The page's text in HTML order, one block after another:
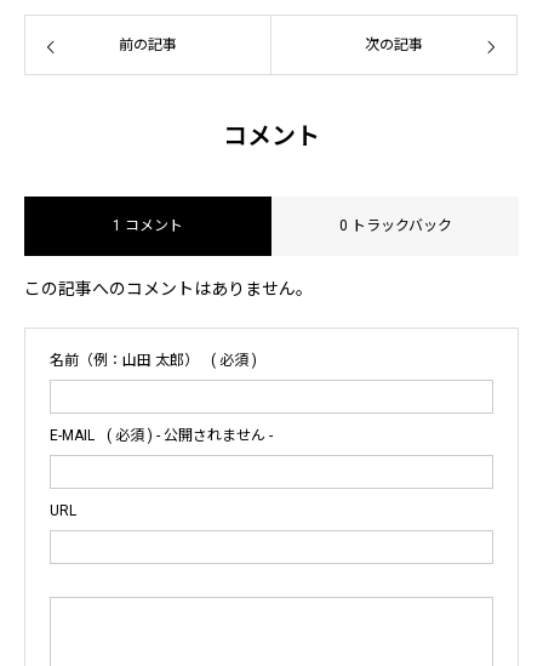
前の記事 次の記事
コメント
1 コメント 0 トラックバック
この記事へのコメントはありません。
名前（例：山田 太郎） ( 必須 )
E-MAIL ( 必須 ) - 公開されません -
URL